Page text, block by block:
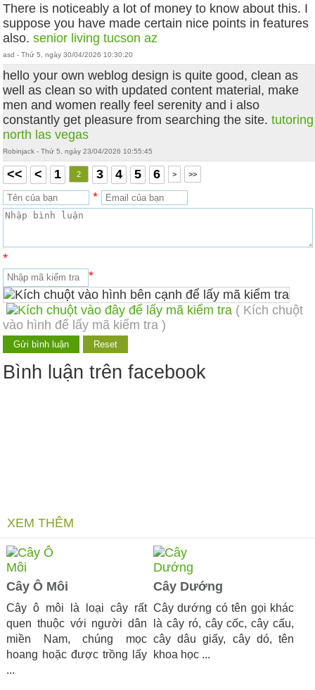
There is noticeably a lot of money to know about this. I
suppose you have made certain nice points in features
also.senior living tucson az
asd - Thứ 5, ngày 30/04/2026 10:30:20
hello your own weblog design is quite good, clean as
well as clean so with updated content material, make
men and women really feel serenity and i also
constantly get pleasure from searching the site.tutoring
north las vegas
Robinjack - Thứ 5, ngày 23/04/2026 10:55:45
<< < 1 2 3 4 5 6 > >>
*
*
*
( Kích chuột
vào hình để lấy mã kiểm tra )
Bình luận trên facebook
XEM THÊM
Cây Ô Môi
Cây ô môi là loại cây rất
quen thuộc với người dân
miền Nam, chúng mọc
hoang hoặc được trồng lấy
...
Cây Dướng
Cây dướng có tên gọi khác
là cây ró, cây cốc, cây cấu,
cây dâu giấy, cây dó, tên
khoa học ...